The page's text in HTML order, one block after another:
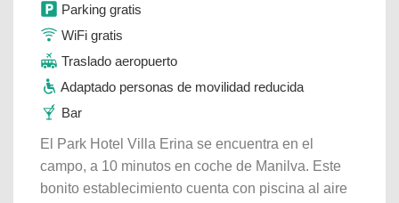
Parking gratis
WiFi gratis
Traslado aeropuerto
Adaptado personas de movilidad reducida
Bar
El Park Hotel Villa Erina se encuentra en el
campo, a 10 minutos en coche de Manilva. Este
bonito establecimiento cuenta con piscina al aire